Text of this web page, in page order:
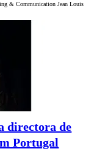
& Communication Jean Louis
directora de
Portugal